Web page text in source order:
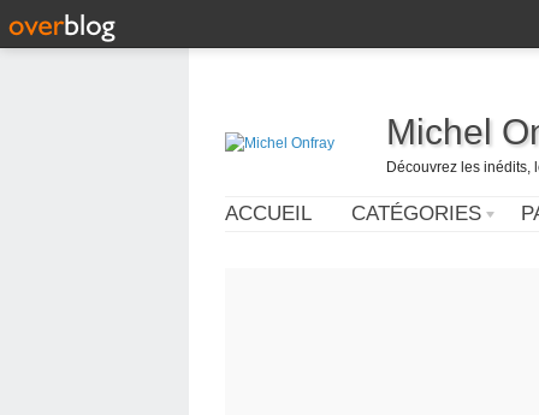
Michel
Découvrez les inédits,
ACCUEIL CATÉGORIES